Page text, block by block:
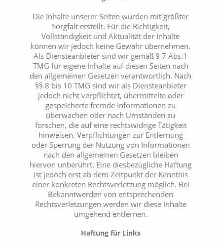
Die Inhalte unserer Seiten wurden mit größter
Sorgfalt erstellt. Für die Richtigkeit,
Vollständigkeit und Aktualität der Inhalte
können wir jedoch keine Gewähr übernehmen.
Als Diensteanbieter sind wir gemäß § 7 Abs.1
TMG für eigene Inhalte auf diesen Seiten nach
den allgemeinen Gesetzen verantwortlich. Nach
§§ 8 bis 10 TMG sind wir als Diensteanbieter
jedoch nicht verpflichtet, übermittelte oder
gespeicherte fremde Informationen zu
überwachen oder nach Umständen zu
forschen, die auf eine rechtswidrige Tätigkeit
hinweisen. Verpflichtungen zur Entfernung
oder Sperrung der Nutzung von Informationen
nach den allgemeinen Gesetzen bleiben
hiervon unberührt. Eine diesbezügliche Haftung
ist jedoch erst ab dem Zeitpunkt der Kenntnis
einer konkreten Rechtsverletzung möglich. Bei
Bekanntwerden von entsprechenden
Rechtsverletzungen werden wir diese Inhalte
umgehend entfernen.
Haftung für Links